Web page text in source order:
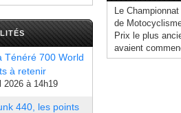
Ténéré 700 World
à retenir
2026 à 14h19
440, les points
Le
de
Prix le plus
avaient